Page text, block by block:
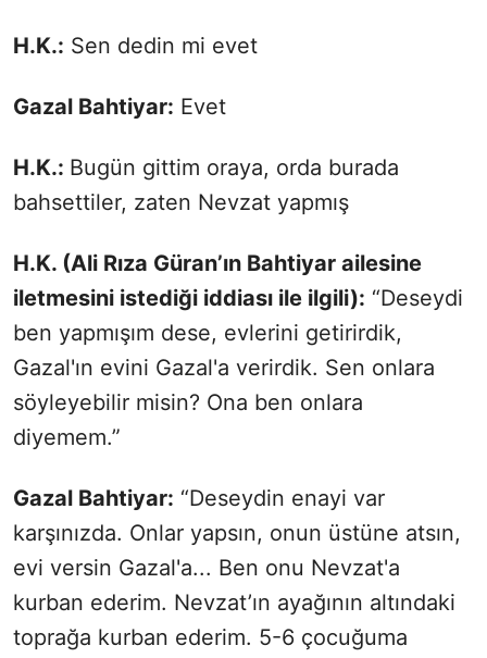
H.K.: Sen dedin mi evet
Gazal Bahtiyar: Evet
H.K.: Bugün gittim oraya, orda burada
bahsettiler, zaten Nevzat yapmış
H.K. (Ali Rıza Güran’ın Bahtiyar ailesine
iletmesini istediği iddiası ile ilgili): “Deseydi
ben yapmışım dese, evlerini getirirdik,
Gazal'ın evini Gazal'a verirdik. Sen onlara
söyleyebilir misin? Ona ben onlara
diyemem.”
Gazal Bahtiyar: “Deseydin enayi var
karşınızda. Onlar yapsın, onun üstüne atsın,
evi versin Gazal'a... Ben onu Nevzat'a
kurban ederim. Nevzat’ın ayağının altındaki
toprağa kurban ederim. 5-6 çocuğuma